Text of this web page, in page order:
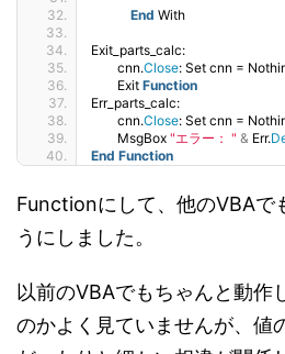
End With
Exit_parts_calc:
        cnn.
Close: Set cnn =
        Exit
Function
Err_parts_calc:
        cnn.
Close: Set cnn =
        MsgBox
"エラー： " & Err.
End Function
Functionにして、他のVBAで
うにしました。
以前のVBAでもちゃんと動作
のかよく見ていませんが、値